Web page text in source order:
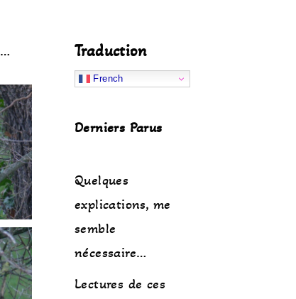
Traduction
French
Derniers Parus
Quelques
explications, me
semble
nécessaire…
Lectures de ces